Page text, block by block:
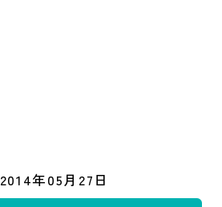
2014年05月27日